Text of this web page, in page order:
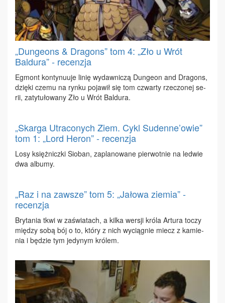
„Dungeons & Dragons” tom 4: „Zło u Wrót
Baldura” - recenzja
Eg­mont kon­ty­nu­uje li­nię wy­daw­ni­czą Dun­ge­on and Dra­gons,
dzię­ki cze­mu na ryn­ku po­ja­wił się tom czwar­ty rze­czo­nej se­
rii, za­ty­tu­ło­wa­ny Zło u Wrót Bal­du­ra.
„Skarga Utraconych Ziem. Cykl Sudenne’owie”
tom 1: „Lord Heron” - recenzja
Lo­sy księż­nicz­ki Sio­ban, za­pla­no­wa­ne pier­wot­nie na le­d­wie
dwa al­bu­my.
„Raz i na zawsze” tom 5: „Jałowa ziemia” -
recenzja
Bry­ta­nia tkwi w za­świa­tach, a kil­ka wer­sji kró­la Ar­tu­ra to­czy
mię­dzy so­bą bój o to, któ­ry z nich wy­cią­gnie miecz z ka­mie­
nia i bę­dzie tym je­dy­nym kró­lem.